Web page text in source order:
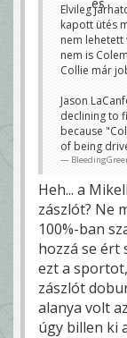
Elvileg
kapott ütés
nem lehetett
nem is
Collie már
Jason
declining to
because
of being
Heh... a
zászlót? Ne
100%-ban
hozzá se ért
ezt a
zászlót
alanya volt
úgy billen ki